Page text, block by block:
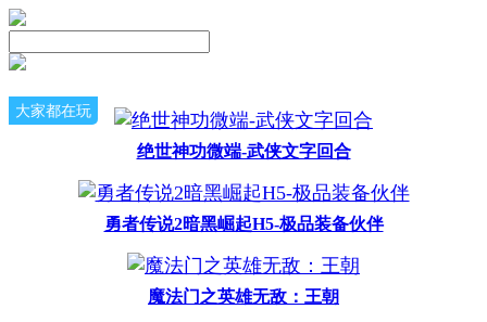
大家都在玩
绝世神功微端-武侠文字回合
勇者传说2暗黑崛起H5-极品装备伙伴
魔法门之英雄无敌：王朝